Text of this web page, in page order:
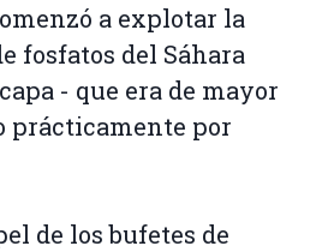
a explotar la
fosfatos del Sáhara
- que era de mayor
prácticamente por
de los bufetes de